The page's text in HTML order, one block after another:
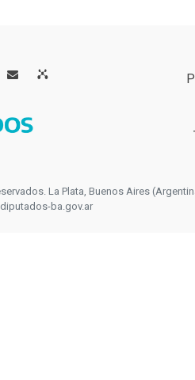
 
La Plata, Buenos Aires
ba.gov.ar